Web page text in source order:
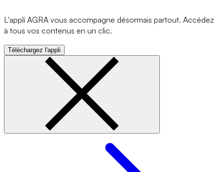
L'appli AGRA vous accompagne désormais partout. Accédez
à tous vos contenus en un clic.
Téléchargez l'appli